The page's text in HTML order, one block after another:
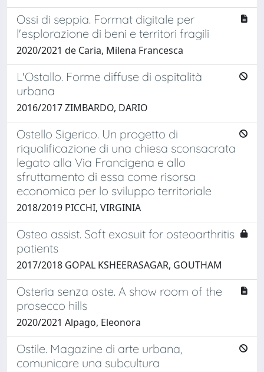
Ossi di seppia. Format digitale per
l'esplorazione di beni e territori fragili
2020/2021 de Caria, Milena Francesca
L'Ostallo. Forme diffuse di ospitalità
urbana
2016/2017 ZIMBARDO, DARIO
Ostello Sigerico. Un progetto di
riqualificazione di una chiesa sconsacrata
legato alla Via Francigena e allo
sfruttamento di essa come risorsa
economica per lo sviluppo territoriale
2018/2019 PICCHI, VIRGINIA
Osteo assist. Soft exosuit for osteoarthritis
patients
2017/2018 GOPAL KSHEERASAGAR, GOUTHAM
Osteria senza oste. A show room of the
prosecco hills
2020/2021 Alpago, Eleonora
Ostile. Magazine di arte urbana,
comunicare una subcultura